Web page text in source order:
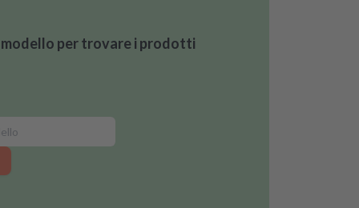
per trovare i prodotti